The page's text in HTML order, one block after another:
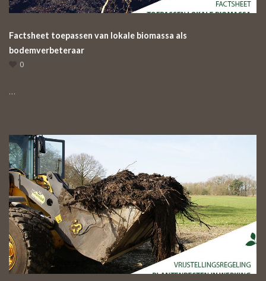
Factsheet toepassen van lokale biomassa als
bodemverbeteraar
0
…